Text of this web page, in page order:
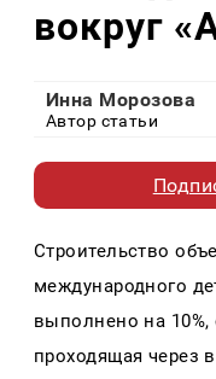
вокруг
Инна Морозова
Автор статьи
Строительство
международного
выполнено на 10%,
проходящая через